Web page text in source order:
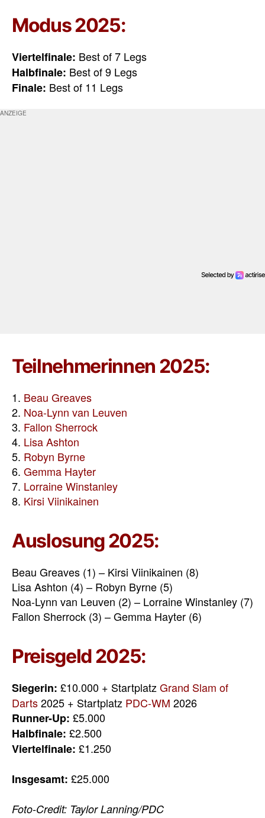
Modus 2025:
Viertelfinale: Best of 7 Legs
Halbfinale: Best of 9 Legs
Finale: Best of 11 Legs
Teilnehmerinnen 2025:
1. Beau Greaves
2. Noa-Lynn van Leuven
3. Fallon Sherrock
4. Lisa Ashton
5. Robyn Byrne
6. Gemma Hayter
7. Lorraine Winstanley
8. Kirsi Viinikainen
Auslosung 2025:
Beau Greaves (1) – Kirsi Viinikainen (8)
Lisa Ashton (4) – Robyn Byrne (5)
Noa-Lynn van Leuven (2) – Lorraine Winstanley (7)
Fallon Sherrock (3) – Gemma Hayter (6)
Preisgeld 2025:
Siegerin: £10.000 + Startplatz Grand Slam of
Darts2025 + Startplatz PDC-WM 2026
Runner-Up: £5.000
Halbfinale: £2.500
Viertelfinale: £1.250
Insgesamt: £25.000
Foto-Credit: Taylor Lanning/PDC